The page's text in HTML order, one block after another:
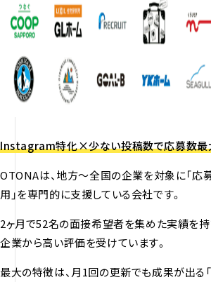
Instagram特化×少ない投稿数で応募数最
OTONAは、地方〜全国の企業を対象に「応
用」を専門的に支援している会社です。
2ヶ月で52名の面接希望者を集めた実績を持
企業から高い評価を受けています。
最大の特徴は、月1回の更新でも成果が出る